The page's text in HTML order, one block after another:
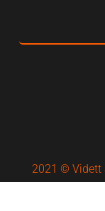
2021 © Vidett